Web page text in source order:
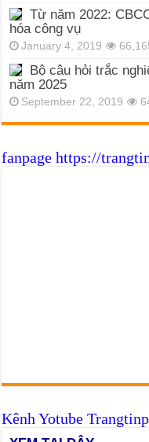
Từ năm 2022:
hóa công vụ
January 4, 2019
Bộ câu hỏi trắc
năm 2025
September 22, 2019
fanpage https://
Kênh Yotube